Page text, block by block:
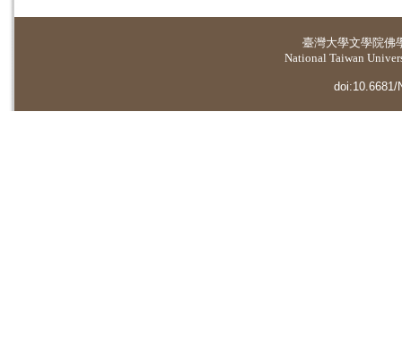
臺灣大學文學院佛
National Taiwan
doi:10.6681/